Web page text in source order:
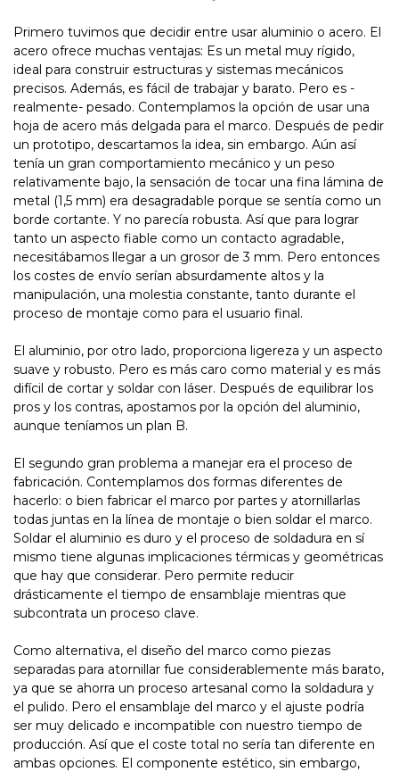
Primero tuvimos que decidir entre usar aluminio o acero. El
acero ofrece muchas ventajas: Es un metal muy rígido,
ideal para construir estructuras y sistemas mecánicos
precisos. Además, es fácil de trabajar y barato. Pero es -
realmente- pesado. Contemplamos la opción de usar una
hoja de acero más delgada para el marco. Después de pedir
un prototipo, descartamos la idea, sin embargo. Aún así
tenía un gran comportamiento mecánico y un peso
relativamente bajo, la sensación de tocar una fina lámina de
metal (1,5 mm) era desagradable porque se sentía como un
borde cortante. Y no parecía robusta. Así que para lograr
tanto un aspecto fiable como un contacto agradable,
necesitábamos llegar a un grosor de 3 mm. Pero entonces
los costes de envío serían absurdamente altos y la
manipulación, una molestia constante, tanto durante el
proceso de montaje como para el usuario final.
El aluminio, por otro lado, proporciona ligereza y un aspecto
suave y robusto. Pero es más caro como material y es más
difícil de cortar y soldar con láser. Después de equilibrar los
pros y los contras, apostamos por la opción del aluminio,
aunque teníamos un plan B.
El segundo gran problema a manejar era el proceso de
fabricación. Contemplamos dos formas diferentes de
hacerlo: o bien fabricar el marco por partes y atornillarlas
todas juntas en la línea de montaje o bien soldar el marco.
Soldar el aluminio es duro y el proceso de soldadura en sí
mismo tiene algunas implicaciones térmicas y geométricas
que hay que considerar. Pero permite reducir
drásticamente el tiempo de ensamblaje mientras que
subcontrata un proceso clave.
Como alternativa, el diseño del marco como piezas
separadas para atornillar fue considerablemente más barato,
ya que se ahorra un proceso artesanal como la soldadura y
el pulido. Pero el ensamblaje del marco y el ajuste podría
ser muy delicado e incompatible con nuestro tiempo de
producción. Así que el coste total no sería tan diferente en
ambas opciones. El componente estético, sin embargo,